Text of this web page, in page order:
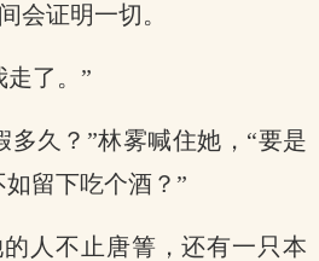
会证明一切。
走了。”
多久？”林雾喊住她，“要是
留下吃个酒？”
人不止唐箐，还有一只本